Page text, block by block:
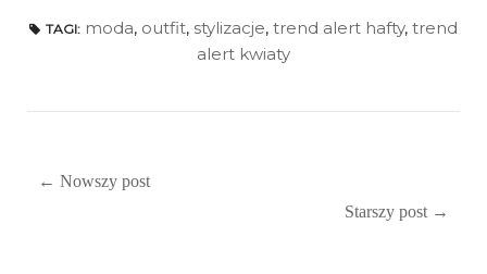
TAGI: moda, outfit, stylizacje, trend alert hafty, trend
alert kwiaty
← Nowszy post
Starszy post →